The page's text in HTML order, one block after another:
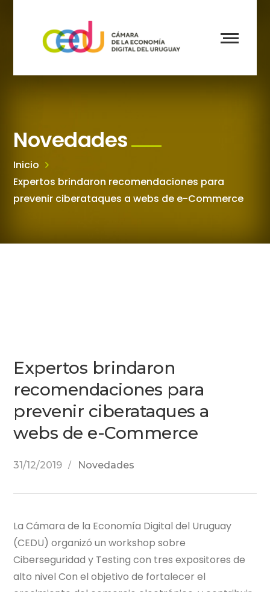
Novedades
Inicio
Expertos brindaron recomendaciones para
prevenir ciberataques a webs de e-Commerce
Expertos brindaron
recomendaciones para
prevenir ciberataques a
webs de e-Commerce
31/12/2019 Novedades
La Cámara de la Economía Digital del Uruguay
(CEDU) organizó un workshop sobre
Ciberseguridad y Testing con tres expositores de
alto nivel Con el objetivo de fortalecer el